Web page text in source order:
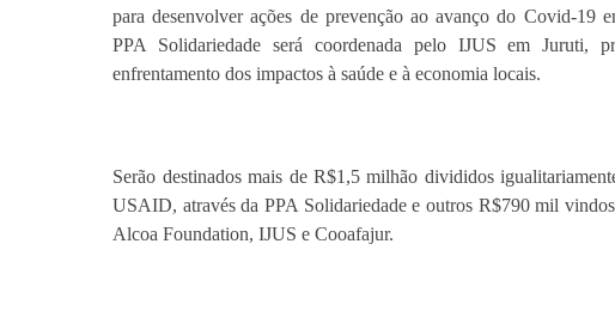
para desenvolver ações de prevenção ao avanço do Covid-19
PPA Solidariedade será coordenada pelo IJUS em Juruti,
enfrentamento dos impactos à saúde e à economia locais.
Serão destinados mais de R$1,5 milhão divididos
USAID, através da PPA Solidariedade e outros R$790 mil
Alcoa Foundation, IJUS e Cooafajur.